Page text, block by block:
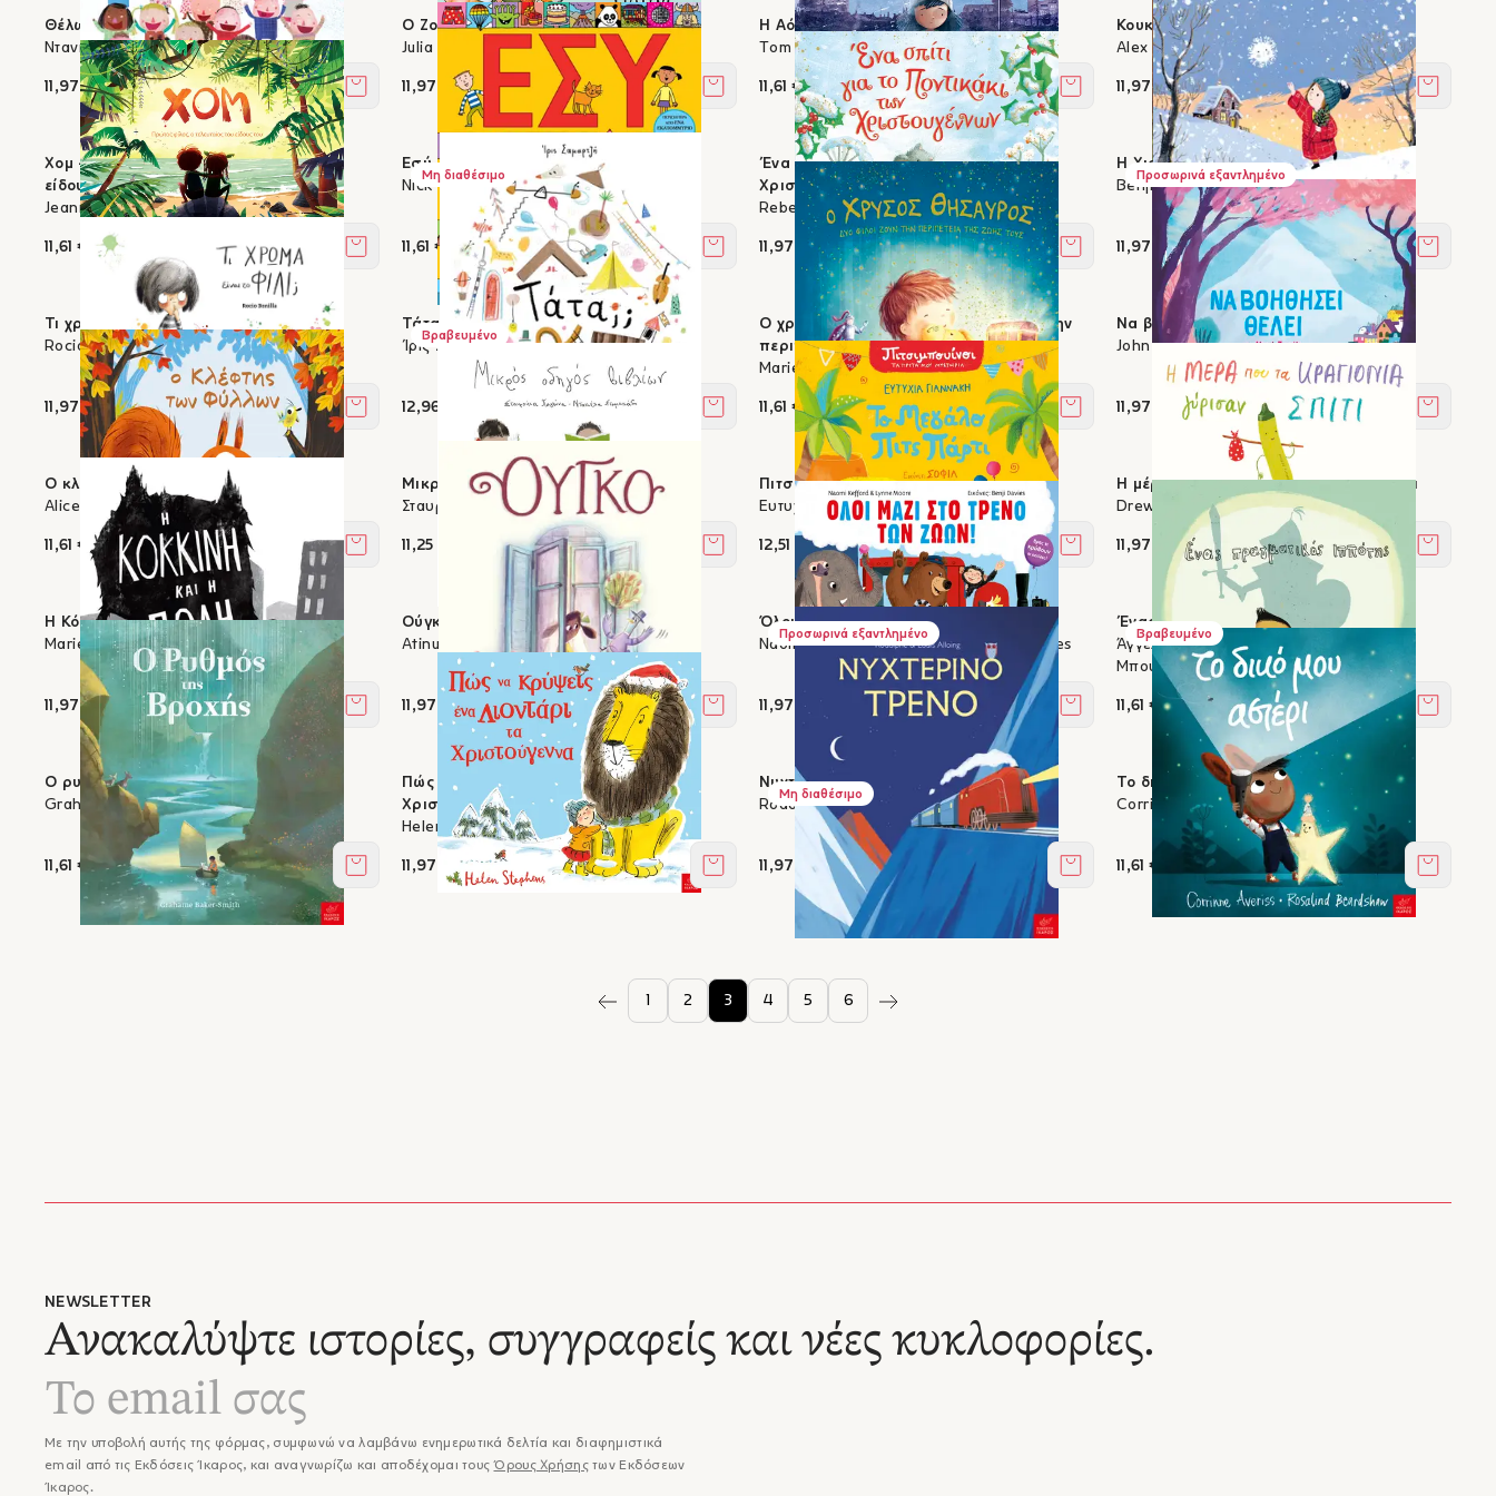
Θέλω!
Ντανιέλα Σταματιάδη
11,97 € Στο καλάθι
O Ζογκ και οι ιπτάμενοι γιατροί
Julia Donaldson, Axel Scheffler
11,97 € Στο καλάθι
Η Αόρατη
Tom Percival
11,61 € Στο καλάθι
Κουκούτσης & Αβγούλα
Alex Latimer, David Litchfield
11,97 € Στο
Χομ - Πρώτος φίλος, ο τελευταίος του
είδους του
Jeanne Willis, Paddy Donnelly
11,61 € Στο καλάθι
Μη διαθέσιμο
Εσύ επιλέγεις
Nick Sharratt, Pippa Goodhart
11,61 € Στο καλάθι
Ένα σπίτι για το Ποντικάκι των
Χριστουγέννων
Rebecca Harry
11,97 € Στο καλάθι
Προσωρινά εξαντλημένο
Η Χιονονιφάδα
Benji Davies
11,97 € Στο
Τι χρώμα είναι το φιλί;
Rocio Bonilla
11,97 € Στο καλάθι
Βραβευμένο
Τάτα;;
Ίρις Σαμαρτζή
12,96 € Στο καλάθι
Ο χρυσός θησαυρός - Δυο φίλοι ζουν την
περιπέτεια της ζωής τους
Marie Voigt
11,61 € Στο καλάθι
Να βοηθήσει θέλει το Μικρό Κουνέλι
John Bond
11,97 € Στο
Ο κλέφτης των φύλλων
Alice Hemming, Nicola Slater
11,61 € Στο καλάθι
Μικρός οδηγός βιβλίων
Σταυρούλα Παγώνα, Ντανιέλα Σταματιάδη
11,25 € Στο καλάθι
Πιτσιμπουίνοι: Το μεγάλο Πιτς Πάρτι
Ευτυχία Γιαννάκη, Σοφία Τουλιάτου
12,51 € Στο καλάθι
Η μέρα που τα κραγιόνια γύρισαν σπίτι
Drew Daywalt, Oliver Jeffers
11,97 € Στο
Η Κόκκινη και η Πόλη
Marie Voigt
11,97 € Στο καλάθι
Ούγκο
Atinuke, Birgitta Sif
11,97 € Στο καλάθι
Προσωρινά εξαντλημένο
Όλοι μαζί στο τρένο των ζώων!
Naomi Kefford, Lynne Moore, Benji Davies
11,97 € Στο καλάθι
Βραβευμένο
Ένας πραγματικός ιππότης
Άγγελος Αγγέλου, Έμη Σίνη, Πέτρος
Μπουλούμπασης
11,61 € Στο
Ο ρυθμός της βροχής
Grahame Baker-Smith
11,61 € Στο καλάθι
Πώς να κρύψεις ένα Λιοντάρι τα
Χριστούγεννα
Helen Stephens
11,97 € Στο καλάθι
Μη διαθέσιμο
Νυχτερινό τρένο
Rodolphe, Louis Alloing
11,97 € Στο καλάθι
Το δικό μου αστέρι
Corrinne Averiss, Rosalind Beardshaw
11,61 € Στο
1 2 3 4 5 6
NEWSLETTER
Ανακαλύψτε ιστορίες, συγγραφείς και νέες κυκλοφορίες.
Με την υποβολή αυτής της φόρμας, συμφωνώ να λαμβάνω ενημερωτικά δελτία και διαφημιστικά
email από τις Εκδόσεις Ίκαρος, και αναγνωρίζω και αποδέχομαι τουςΌρους Χρήσηςτων Εκδόσεων
Ίκαρος.